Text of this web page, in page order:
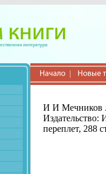
И И Мечников
Издательство:
переплет, 288